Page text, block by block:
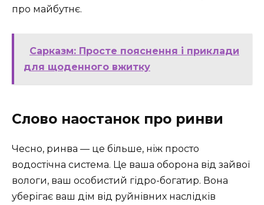
про майбутнє.
Сарказм: Просте пояснення і приклади
для щоденного вжитку
Слово наостанок про ринви
Чесно, ринва — це більше, ніж просто
водостічна система. Це ваша оборона від зайвої
вологи, ваш особистий гідро-богатир. Вона
уберігає ваш дім від руйнівних наслідків